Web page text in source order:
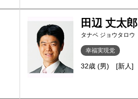
田辺 丈太郎
タナベ ジョウタロウ
幸福実現党
32歳 (男) [新人]